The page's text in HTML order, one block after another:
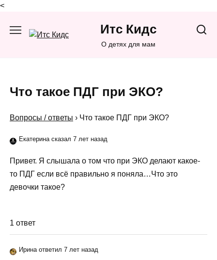
<
содержанию
Итс Кидс
О детях для мам
Что такое ПДГ при ЭКО?
Вопросы / ответы › Что такое ПДГ при ЭКО?
Екатерина сказал 7 лет назад
Привет. Я слышала о том что при ЭКО делают какое-
то ПДГ если всё правильно я поняла…Что это
девочки такое?
1 ответ
Ирина ответил 7 лет назад